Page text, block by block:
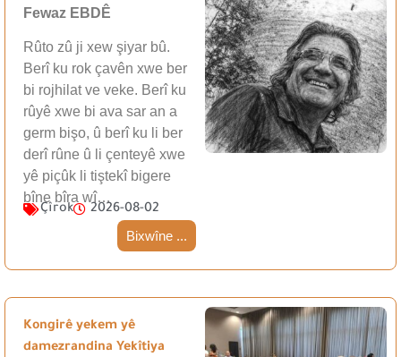
Fewaz EBDÊ
Rûto zû ji xew şiyar bû.
Berî ku rok çavên xwe ber
bi rojhilat ve veke. Berî ku
rûyê xwe bi ava sar an a
germ bişo, û berî ku li ber
derî rûne û li çenteyê xwe
yê piçûk li tiştekî bigere
bîne bîra wî…
Çîrok 2026-08-02
Bixwîne ...
Kongirê yekem yê
damezrandina Yekîtiya